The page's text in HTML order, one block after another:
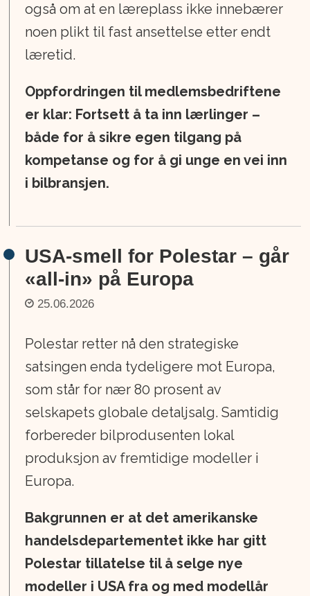
også om at en læreplass ikke innebærer
noen plikt til fast ansettelse etter endt
læretid.
Oppfordringen til medlemsbedriftene
er klar: Fortsett å ta inn lærlinger –
både for å sikre egen tilgang på
kompetanse og for å gi unge en vei inn
i bilbransjen.
USA-smell for Polestar – går
«all-in» på Europa
25.06.2026
Polestar retter nå den strategiske
satsingen enda tydeligere mot Europa,
som står for nær 80 prosent av
selskapets globale detaljsalg. Samtidig
forbereder bilprodusenten lokal
produksjon av fremtidige modeller i
Europa.
Bakgrunnen er at det amerikanske
handelsdepartementet ikke har gitt
Polestar tillatelse til å selge nye
modeller i USA fra og med modellår